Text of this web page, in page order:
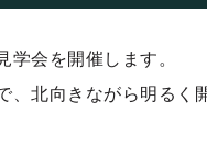
学会を開催します。
、北向きながら明るく